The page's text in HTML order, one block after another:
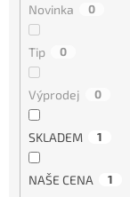
Novinka 0
Tip 0
Výprodej 0
SKLADEM 1
NAŠE CENA 1